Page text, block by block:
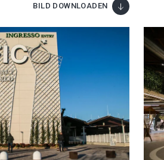
BILD DOWNLOADEN